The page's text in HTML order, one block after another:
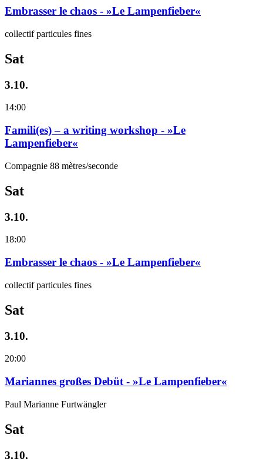
Embrasser le chaos - »Le Lampenfieber«
collectif particules fines
Sat
3.10.
14:00
Famili(es) – a writing workshop - »Le
Lampenfieber«
Compagnie 88 mètres/seconde
Sat
3.10.
18:00
Embrasser le chaos - »Le Lampenfieber«
collectif particules fines
Sat
3.10.
20:00
Mariannes großes Debüt - »Le Lampenfieber«
Paul Marianne Furtwängler
Sat
3.10.